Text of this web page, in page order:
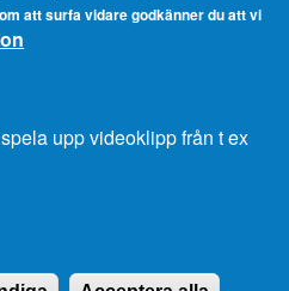
Mariehamn
att surfa vidare godkänner du att vi
upp videoklipp från t ex